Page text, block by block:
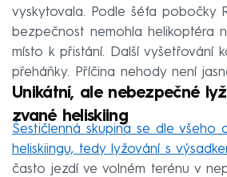
vyskytovala. Podle šéfa pobočky
bezpečnost nemohla helikoptéra
místo k přistání. Další vyšetřování
přeháňky. Příčina nehody není
Unikátní, ale nebezpečné
zvané heliskiing
Šestičlenná skupina se dle všeho
heliskiingu, tedy lyžování s
často jezdí ve volném terénu v